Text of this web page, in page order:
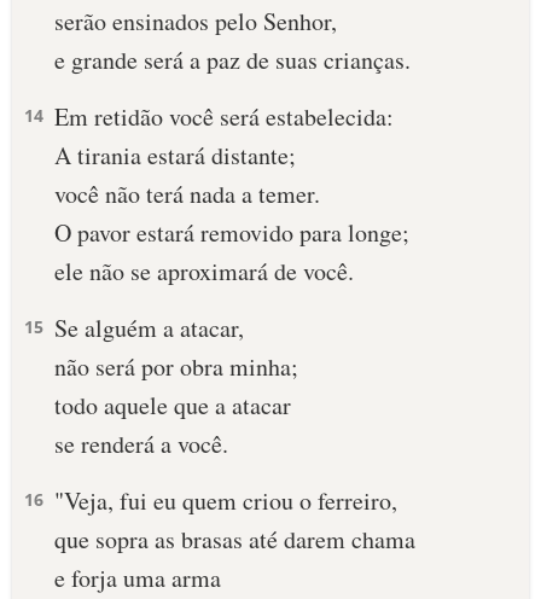
serão ensinados pelo Senhor,
e grande será a paz de suas crianças.
14 Em retidão você será estabelecida:
A tirania estará distante;
você não terá nada a temer.
O pavor estará removido para longe;
ele não se aproximará de você.
15 Se alguém a atacar,
não será por obra minha;
todo aquele que a atacar
se renderá a você.
16 "Veja, fui eu quem criou o ferreiro,
que sopra as brasas até darem chama
e forja uma arma